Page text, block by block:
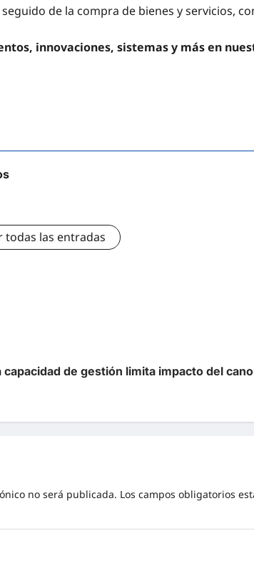
de la compra de bienes y servicios,
innovaciones, sistemas y más en
todas las entradas
de gestión limita impacto del
no será publicada. Los campos obligatorios